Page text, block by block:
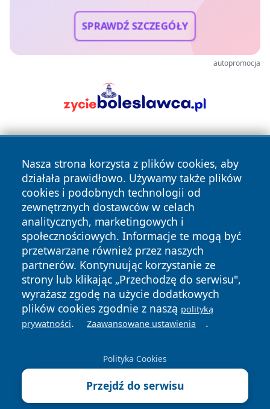
SPRAWDŹ SZCZEGÓŁY
autopromocja
Nasza strona korzysta z plików cookies, aby
działała prawidłowo. Używamy także plików
cookies i podobnych technologii od
zewnętrznych dostawców w celach
analitycznych, marketingowych i
społecznościowych. Informacje te mogą być
przetwarzane również przez naszych
partnerów. Kontynuując korzystanie ze
strony lub klikając „Przechodzę do serwisu",
wyrażasz zgodę na użycie dodatkowych
plików cookies zgodnie z naszą polityką
prywatności. Zaawansowane ustawienia .
Polityka Cookies
Przejdź do serwisu
Copyright © 2026 wiadomoscilublin.pl Wszystkie prawa
zastrzeżone.
News Autorzy
Polityka
Prywatności
Polityka
Cookies